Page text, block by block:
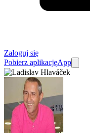
Zaloguj się
Pobierz aplikacjęApp